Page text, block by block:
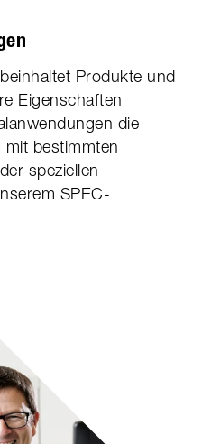
Produkte und
Eigenschaften
die
mit bestimmten
speziellen
SPEC-